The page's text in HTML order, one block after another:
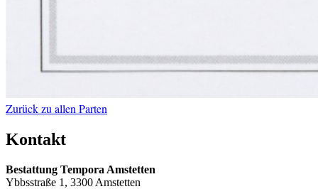
Zurück zu allen Parten
Kontakt
Bestattung Tempora Amstetten
Ybbsstraße 1, 3300 Amstetten